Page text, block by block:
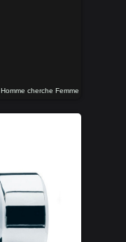
Homme cherche Femme